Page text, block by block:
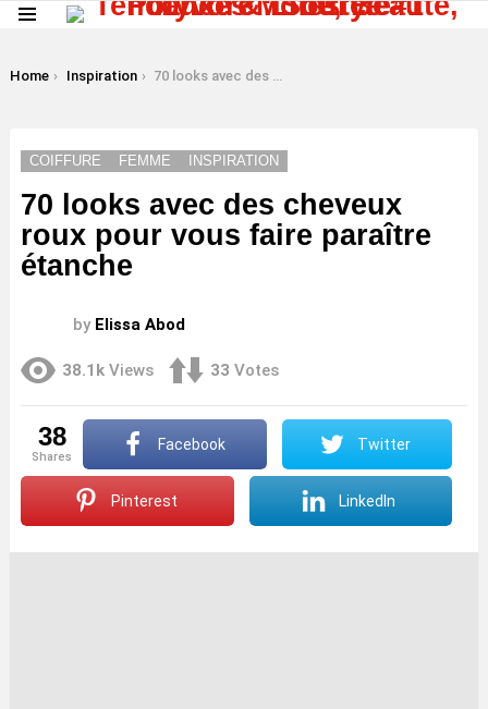
You are here:
Home Inspiration 70 looks avec des cheveux roux pour vous faire paraître étanche
COIFFURE FEMME INSPIRATION
70 looks avec des cheveux
roux pour vous faire paraître
étanche
by Elissa Abod
38.1k Views 33 Votes
38
shares
Facebook Twitter
Pinterest LinkedIn